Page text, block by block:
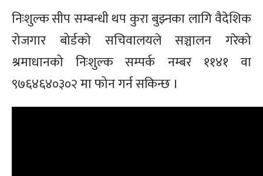
निःशुल्क सीप सम्बन्धी थप कुरा बुझ्नका लागि वैदेशिक
रोजगार बोर्डको सचिवालयले सञ्चालन गरेको
श्रमाधानको निःशुल्क सम्पर्क नम्बर ११४१ वा
९७६४६४०३०२ मा फोन गर्न सकिन्छ ।